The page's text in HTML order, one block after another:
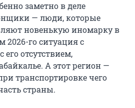
заметно в деле
— люди, которые
новенькую иномарку в
2026-го ситуация с
его отсутствием,
А этот регион —
транспортировке чего
страны.